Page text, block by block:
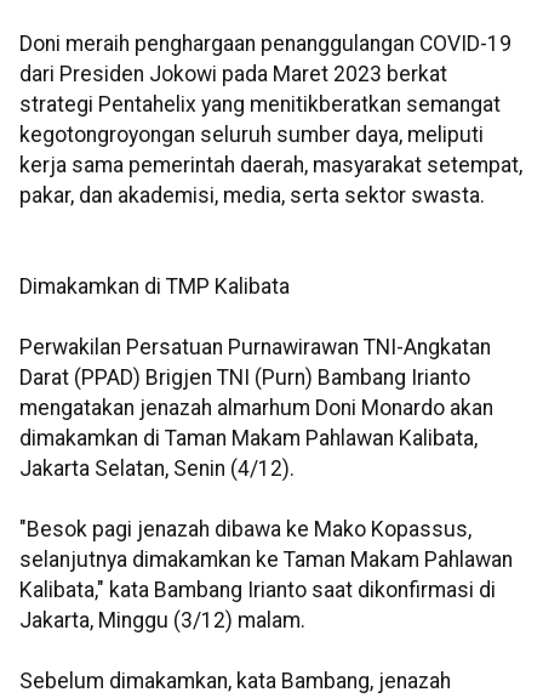
Doni meraih penghargaan penanggulangan COVID-19
dari Presiden Jokowi pada Maret 2023 berkat
strategi Pentahelix yang menitikberatkan semangat
kegotongroyongan seluruh sumber daya, meliputi
kerja sama pemerintah daerah, masyarakat setempat,
pakar, dan akademisi, media, serta sektor swasta.
Dimakamkan di TMP Kalibata
Perwakilan Persatuan Purnawirawan TNI-Angkatan
Darat (PPAD) Brigjen TNI (Purn) Bambang Irianto
mengatakan jenazah almarhum Doni Monardo akan
dimakamkan di Taman Makam Pahlawan Kalibata,
Jakarta Selatan, Senin (4/12).
"Besok pagi jenazah dibawa ke Mako Kopassus,
selanjutnya dimakamkan ke Taman Makam Pahlawan
Kalibata," kata Bambang Irianto saat dikonfirmasi di
Jakarta, Minggu (3/12) malam.
Sebelum dimakamkan, kata Bambang, jenazah